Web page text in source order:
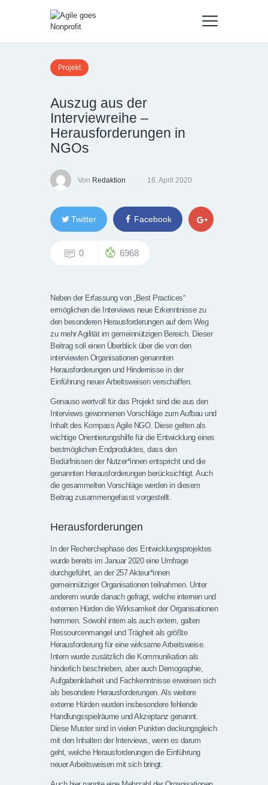
Projekt
Auszug aus der
Interviewreihe –
Herausforderungen in
NGOs
Von Redaktion 16. April 2020
Twitter Facebook
0 6968
Neben der Erfassung von „Best Practices“
ermöglichen die Interviews neue Erkenntnisse zu
den besonderen Herausforderungen auf dem Weg
zu mehr Agilität im gemeinnützigen Bereich. Dieser
Beitrag soll einen Überblick über die von den
interviewten Organisationen genannten
Herausforderungen und Hindernisse in der
Einführung neuer Arbeitsweisen verschaffen.
Genauso wertvoll für das Projekt sind die aus den
Interviews gewonnenen Vorschläge zum Aufbau und
Inhalt des Kompass Agile NGO. Diese gelten als
wichtige Orientierungshilfe für die Entwicklung eines
bestmöglichen Endproduktes, dass den
Bedürfnissen der Nutzer*innen entspricht und die
genannten Herausforderungen berücksichtigt. Auch
die gesammelten Vorschläge werden in diesem
Beitrag zusammengefasst vorgestellt.
Herausforderungen
In der Recherchephase des Entwicklungsprojektes
wurde bereits im Januar 2020 eine Umfrage
durchgeführt, an der 257 Akteur*innen
gemeinnütziger Organisationen teilnahmen. Unter
anderem wurde danach gefragt, welche internen und
externen Hürden die Wirksamkeit der Organisationen
hemmen. Sowohl intern als auch extern, galten
Ressourcenmangel und Trägheit als größte
Herausforderung für eine wirksame Arbeitsweise.
Intern wurde zusätzlich die Kommunikation als
hinderlich beschrieben, aber auch Demographie,
Aufgabenklarheit und Fachkenntnisse erweisen sich
als besondere Herausforderungen. Als weitere
externe Hürden wurden insbesondere fehlende
Handlungsspielräume und Akzeptanz genannt.
Diese Muster sind in vielen Punkten deckungsgleich
mit den Inhalten der Interviews, wenn es darum
geht, welche Herausforderungen die Einführung
neuer Arbeitsweisen mit sich bringt.